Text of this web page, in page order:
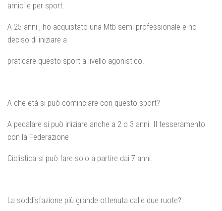
amici e per sport.
A 25 anni , ho acquistato una Mtb semi professionale e ho
deciso di iniziare a
praticare questo sport a livello agonistico.
A che età si può cominciare con questo sport?
A pedalare si può iniziare anche a 2 o 3 anni. Il tesseramento
con la Federazione
Ciclistica si può fare solo a partire dai 7 anni.
La soddisfazione più grande ottenuta dalle due ruote?